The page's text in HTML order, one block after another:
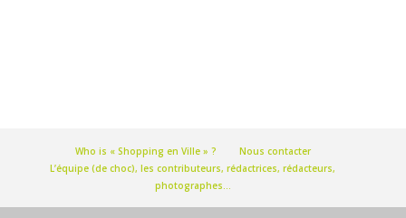
Who is « Shopping en Ville » ?
Nous contacter
L’équipe (de choc), les contributeurs, rédactrices, rédacteurs,
photographes…